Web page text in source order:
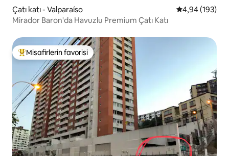
Çatı katı - Valparaíso 5 üzerinden
4,94 (193)
Mirador Baron'da Havuzlu Premium Çatı Katı
Misafirlerin favorilerinden en beğenilenler arasında
Misafirlerin favorisi